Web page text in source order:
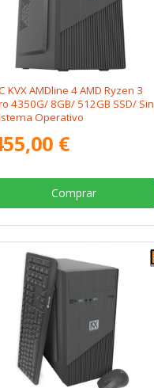
KVX AMDline 4 AMD Ryzen 3
4350G/ 8GB/ 512GB SSD/ Sin
Operativo
€
Comprar